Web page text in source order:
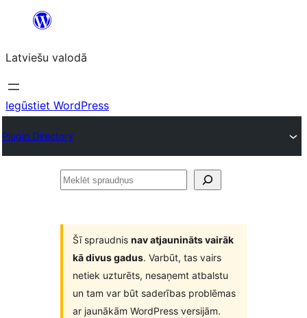
Pāriet
saturu
Latviešu valodā
Iegūstiet WordPress
Plugin Directory
Meklēt
Šī spraudnis nav atjaunināts vairāk
kā divus gadus. Varbūt, tas vairs
netiek uzturēts, nesaņemt atbalstu
un tam var būt saderības problēmas
ar jaunākām WordPress versijām.